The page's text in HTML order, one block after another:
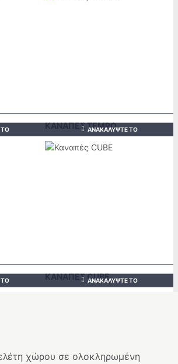
ΤΟ ΚΑΝΑΠΈΣ TEMPO
ΑΝΑΚΑΛΎΨΤΕ ΤΟ
ΤΟ ΚΑΝΑΠΈΣ CUBEΑΝΑΚΑΛΎΨΤΕ ΤΟ
χώρου σε ολοκληρωμένη